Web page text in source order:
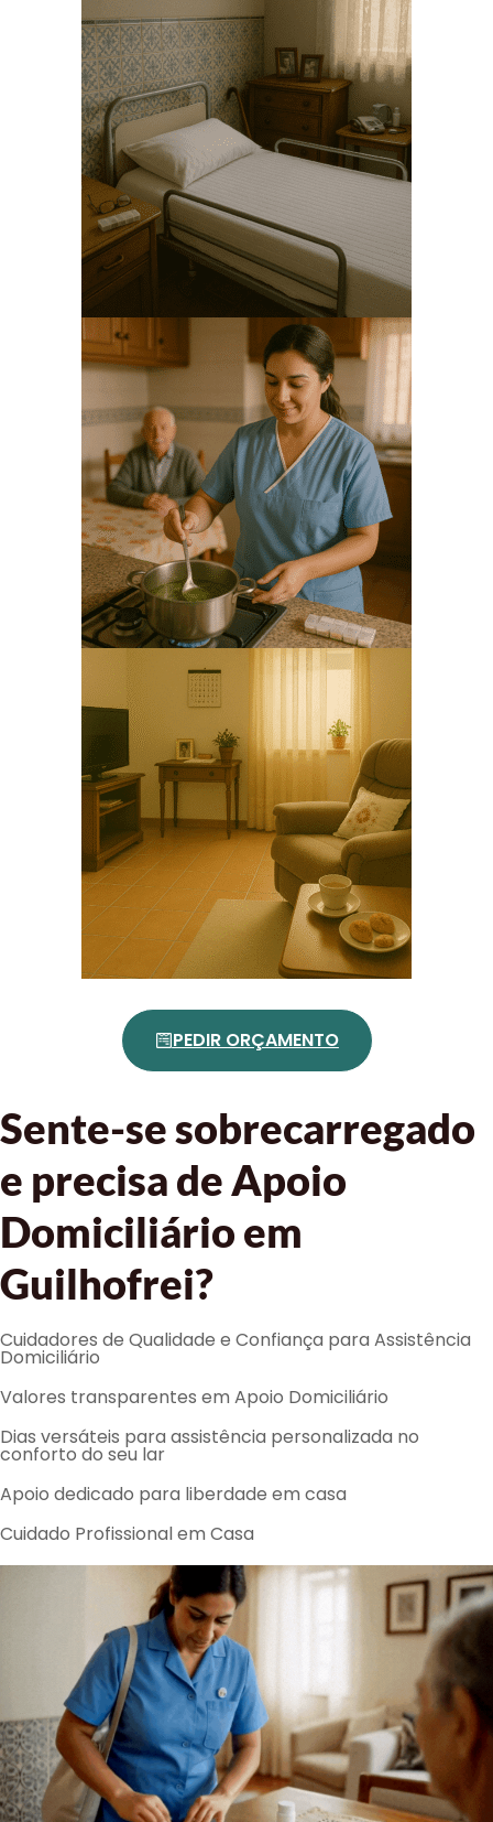
PEDIR ORÇAMENTO
Sente-se sobrecarregado
e precisa de Apoio
Domiciliário em
Guilhofrei?
Cuidadores de Qualidade e Confiança para Assistência
Domiciliário
Valores transparentes em Apoio Domiciliário
Dias versáteis para assistência personalizada no
conforto do seu lar
Apoio dedicado para liberdade em casa
Cuidado Profissional em Casa